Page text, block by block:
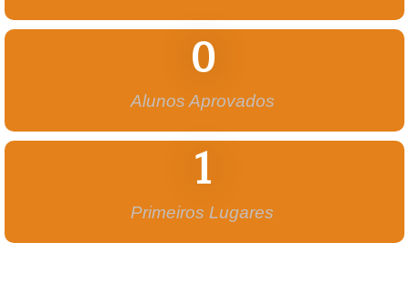
Alunos Aprovados
0
Primeiros Lugares
1